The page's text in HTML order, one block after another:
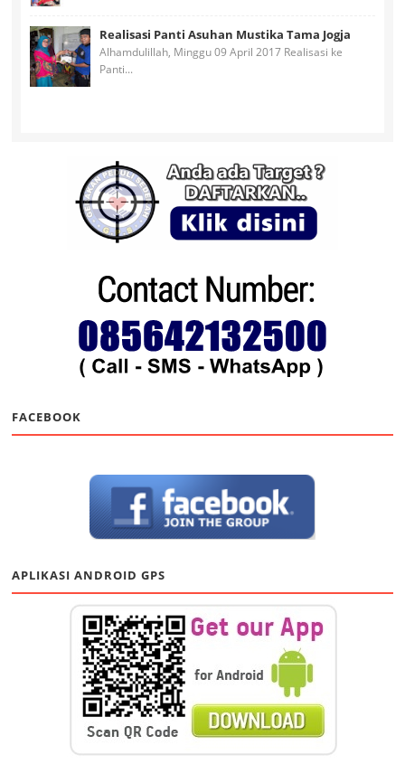
Realisasi Panti Asuhan Mustika Tama Jogja
Alhamdulillah, Minggu 09 April 2017 Realisasi ke
Panti...
FACEBOOK
APLIKASI ANDROID GPS